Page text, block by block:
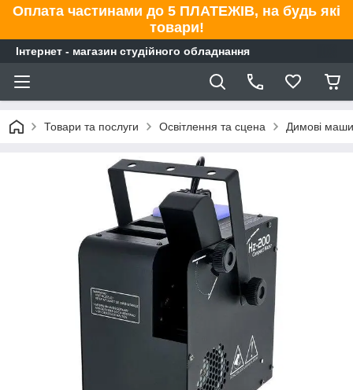
Оплата частинами до 5 ПЛАТЕЖІВ, на будь які
товари!
Інтернет - магазин студійного обладнання
Товари та послуги Освітлення та сцена Димові